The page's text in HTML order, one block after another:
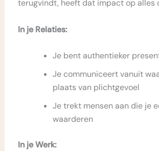
terugvindt, heeft dat impact op alles
In je Relaties:
Je bent authentieker
Je communiceert vanuit
plaats van plichtgevoel
Je trekt mensen aan die je
waarderen
In je Werk: